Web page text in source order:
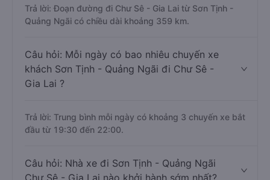
Trả lời: Đoạn đường đi Chư Sê - Gia Lai từ Sơn Tịnh -
Quảng Ngãi có chiều dài khoảng 359 km.
Câu hỏi: Mỗi ngày có bao nhiêu chuyến xe
khách Sơn Tịnh - Quảng Ngãi đi Chư Sê -
Gia Lai ?
Trả lời: Trung bình mỗi ngày có khoảng 3 chuyến xe bắt
đầu từ 19:30 đến 22:00.
Câu hỏi: Nhà xe đi Sơn Tịnh - Quảng Ngãi
Chư Sê - Gia Lai nào khởi hành sớm nhất?